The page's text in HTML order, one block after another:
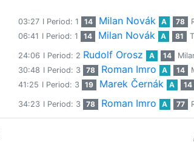
03:27 I Period: 1 14 Milan Novák A 78
06:41 I Period: 1 14 Milan Novák A 81
24:06 I Period: 2 Rudolf Orosz A 14
30:48 I Period: 3 78 Roman Imro A 14
41:25 I Period: 3 19 Marek Černák A 14
34:23 I Period: 3 78 Roman Imro A 77